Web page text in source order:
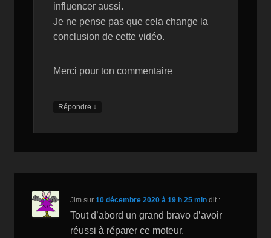
influencer aussi.
Je ne pense pas que cela change la
conclusion de cette vidéo.
Merci pour ton commentaire
Répondre ↓
Jim sur10 décembre 2020 à 19 h 25 min dit :
Tout d’abord un grand bravo d’avoir
réussi à réparer ce moteur.